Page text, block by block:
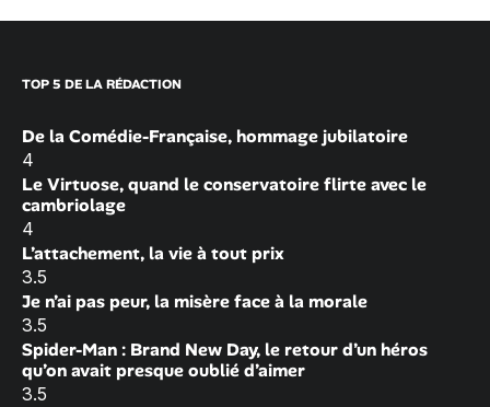
TOP 5 DE LA RÉDACTION
De la Comédie-Française, hommage jubilatoire
4
Le Virtuose, quand le conservatoire flirte avec le
cambriolage
4
L’attachement, la vie à tout prix
3.5
Je n’ai pas peur, la misère face à la morale
3.5
Spider-Man : Brand New Day, le retour d’un héros
qu’on avait presque oublié d’aimer
3.5